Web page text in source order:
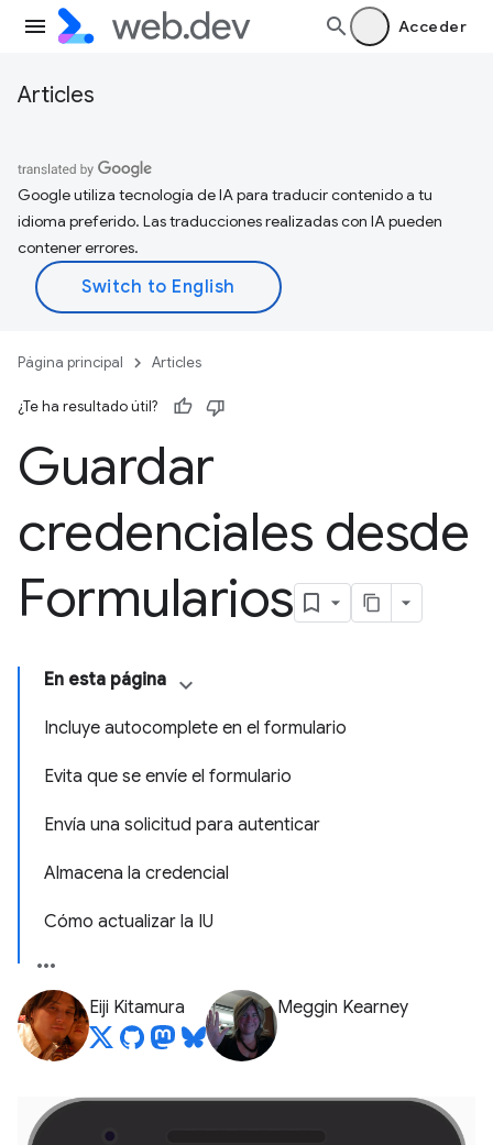
Acceder
Articles
Google utiliza tecnología de IA para traducir contenido a tu
idioma preferido. Las traducciones realizadas con IA pueden
contener errores.
Página principal Articles
¿Te ha resultado útil?
Guardar
credenciales desde
Formularios
En esta página
Incluye autocomplete en el formulario
Evita que se envíe el formulario
Envía una solicitud para autenticar
Almacena la credencial
Cómo actualizar la IU
Eiji Kitamura Meggin Kearney